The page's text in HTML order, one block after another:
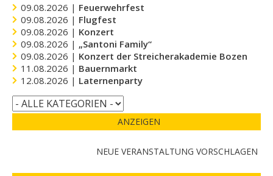
09.08.2026 | Feuerwehrfest
09.08.2026 | Flugfest
09.08.2026 | Konzert
09.08.2026 | „Santoni Family“
09.08.2026 | Konzert der Streicherakademie Bozen
11.08.2026 | Bauernmarkt
12.08.2026 | Laternenparty
ANZEIGEN
NEUE VERANSTALTUNG VORSCHLAGEN